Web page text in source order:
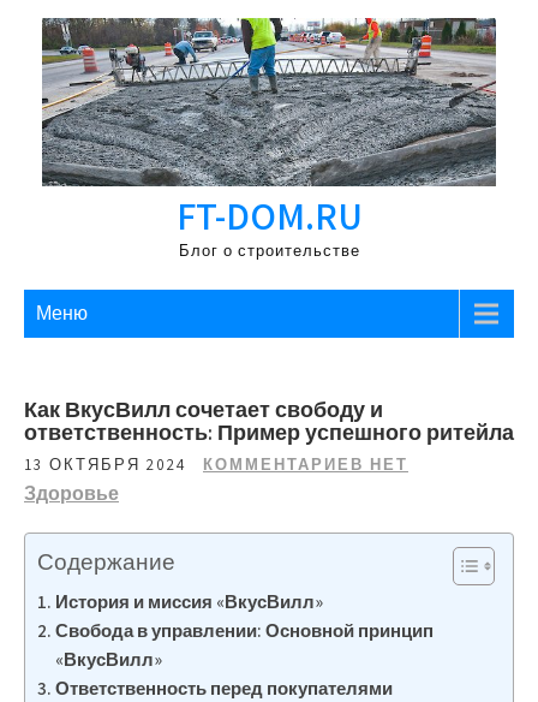
Перейти
содержимому
FT-DOM.RU
Блог о строительстве
Меню
Как ВкусВилл сочетает свободу и
ответственность: Пример успешного ритейла
13 ОКТЯБРЯ 2024 КОММЕНТАРИЕВ НЕТ
Здоровье
Содержание
История и миссия «ВкусВилл»
Свобода в управлении: Основной принцип
«ВкусВилл»
Ответственность перед покупателями